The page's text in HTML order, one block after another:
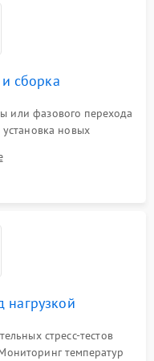
сборка
или фазового перехода
новых
на память и цепи
подключение и
нагрузкой
стресс-тестов
температур